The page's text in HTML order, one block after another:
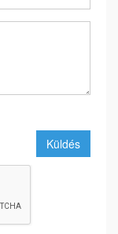
Küldés